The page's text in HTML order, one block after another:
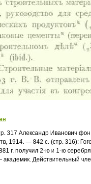
317 Александр Иванович
1914. — 842 с. (стр. 316):
г. получил 2-ю и 1-ю
академик. Действительный